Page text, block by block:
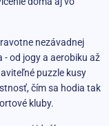
nezávadnej
- od jogy a aerobiku až
puzzle kusy
čím sa hodia tak
kluby.